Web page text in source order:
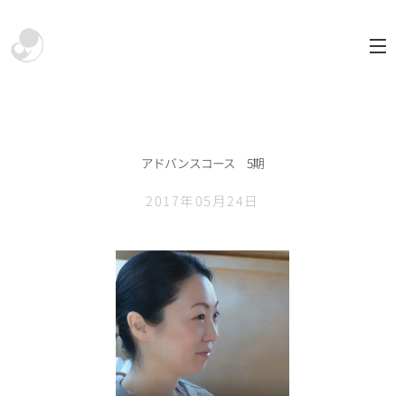
アドバンスコース 5期
2017年05月24日